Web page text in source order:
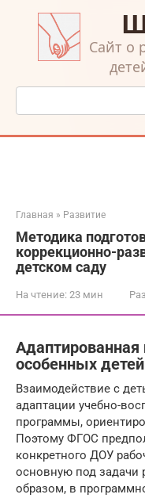
контенту
Cайт о
Поиск:
Главная » Развитие
Методика
коррекционно-
детском саду
На чтение: 23 мин
особенных
Взаимодействие с
адаптации учебно-
программы,
Поэтому ФГОС
конкретного ДОУ
основную под задачи
образом, в